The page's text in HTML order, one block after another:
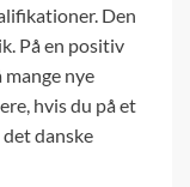
Den
På en positiv
mange nye
hvis du på et
danske